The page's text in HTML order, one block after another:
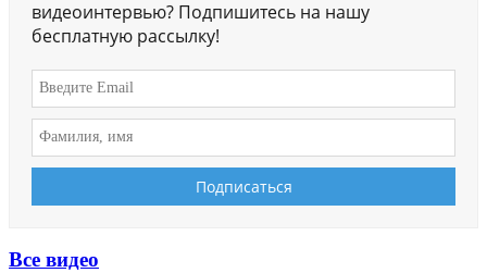
видеоинтервью? Подпишитесь на нашу
бесплатную рассылку!
Все видео